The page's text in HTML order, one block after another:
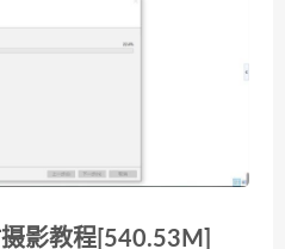
影教程[540.53M]